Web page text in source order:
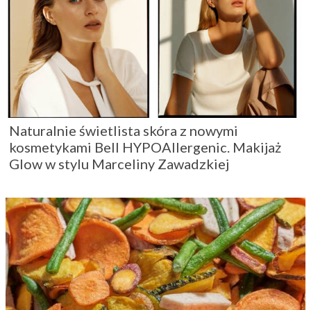
Naturalnie świetlista skóra z nowymi
kosmetykami Bell HYPOAllergenic. Makijaż
Glow w stylu Marceliny Zawadzkiej